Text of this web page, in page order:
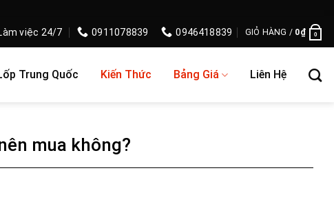
việc 24/7 0911078839 0946418839 GIỎ HÀNG / 0₫ 0
Trung Quốc Kiến Thức Bảng Giá Liên Hệ
mua không?